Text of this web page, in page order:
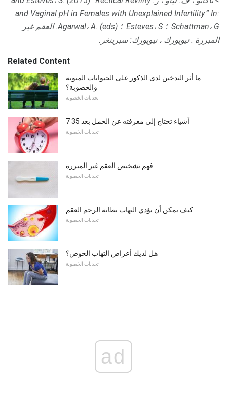
and Vaginal pH in Females with Unexplained Infertility.” In:
Schattman، G .؛
Esteves، S .؛ Agarwal، A. (eds). العقم غير
المبررة . نيويورك ، نيويورك: سبرينغر.
Related Content
ما أثر التدخين لدى الذكور على الحيوانات المنوية
والخصوبة؟
تحديات الخصوبة
7 أشياء تحتاج إلى معرفته عن الحمل بعد 35
تحديات الخصوبة
فهم تشخيص العقم غير المبررة
تحديات الخصوبة
كيف يمكن أن يؤدي التهاب بطانة الرحم العقم
تحديات الخصوبة
هل لديك أعراض التهاب الحوض؟
تحديات الخصوبة
ad